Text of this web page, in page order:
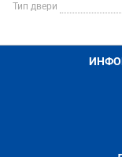
Тип двери